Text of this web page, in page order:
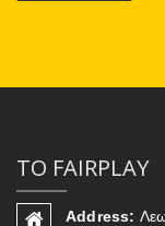
ΤΟ FAIRPLAY
Address: